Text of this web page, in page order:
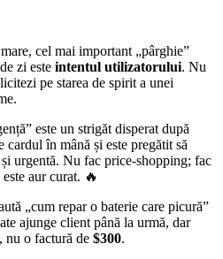
cel mai important „pârghie”
zi este intentul utilizatorului. Nu
pe starea de spirit a unei
este un strigăt disperat după
în mână și este pregătit să
urgentă. Nu fac price-shopping; fac
aur curat. 🔥
„cum repar o baterie care picură”
ajunge client până la urmă, dar
nu o factură de $300.